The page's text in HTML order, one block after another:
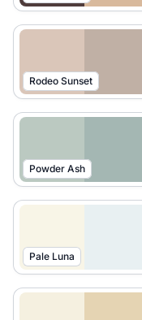
Rodeo Sunset
Powder Ash
Pale Luna